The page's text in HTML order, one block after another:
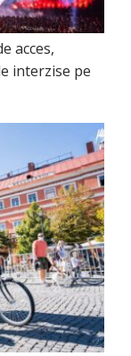
acces,
interzise pe